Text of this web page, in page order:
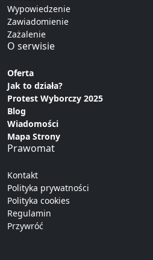
Wypowiedzenie
Zawiadomienie
Zażalenie
O serwisie
Oferta
Jak to działa?
Protest Wyborczy 2025
Blog
Wiadomości
Mapa Strony
Prawomat
Kontakt
Polityka prywatności
Polityka cookies
Regulamin
Przywróć